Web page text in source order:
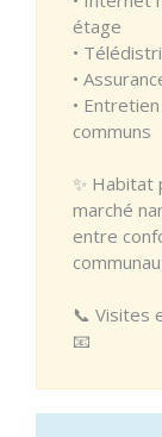
étage
•
•
•
communs
✨
marché
entre
📞 Visites
📧